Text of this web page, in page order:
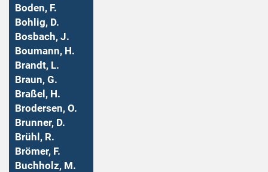
Boden, F.
Bohlig, D.
Bosbach, J.
Boumann, H.
Brandt, L.
Braun, G.
Braßel, H.
Brodersen, O.
Brunner, D.
Brühl, R.
Brömer, F.
Buchholz, M.